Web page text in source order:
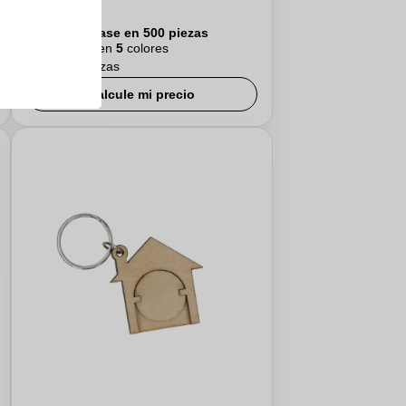
Por pieza, base en 500 piezas
Logotipo en 5 colores
piezas
Calcule mi precio